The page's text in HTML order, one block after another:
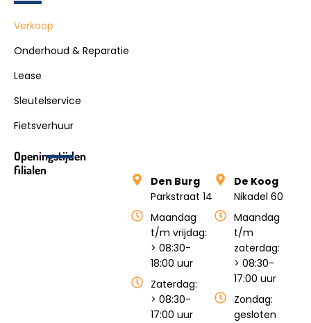
Openingstijden
filialen
Den Burg
Parkstraat 14
Maandag
t/m vrijdag:
> 08:30-
18:00 uur
Zaterdag:
> 08:30-
17:00 uur
De Koog
Nikadel 60
Maandag
t/m
zaterdag:
> 08:30-
17:00 uur
Zondag:
gesloten
Verkoop
Onderhoud & Reparatie
Lease
Sleutelservice
Fietsverhuur